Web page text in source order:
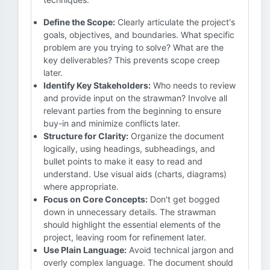
Define the Scope: Clearly articulate the project's
goals, objectives, and boundaries. What specific
problem are you trying to solve? What are the
key deliverables? This prevents scope creep
later.
Identify Key Stakeholders: Who needs to review
and provide input on the strawman? Involve all
relevant parties from the beginning to ensure
buy-in and minimize conflicts later.
Structure for Clarity: Organize the document
logically, using headings, subheadings, and
bullet points to make it easy to read and
understand. Use visual aids (charts, diagrams)
where appropriate.
Focus on Core Concepts: Don't get bogged
down in unnecessary details. The strawman
should highlight the essential elements of the
project, leaving room for refinement later.
Use Plain Language: Avoid technical jargon and
overly complex language. The document should